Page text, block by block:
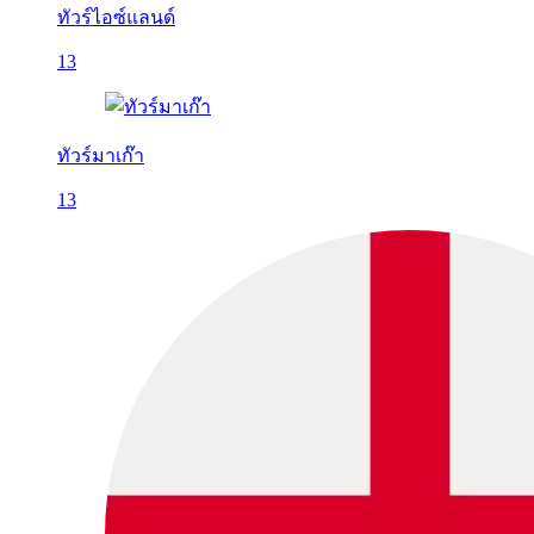
ทัวร์ไอซ์แลนด์
13
ทัวร์มาเก๊า
13